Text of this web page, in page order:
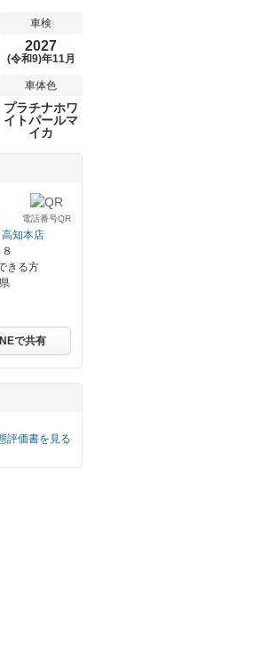
車検
2027
(令和9)年11月
車体色
プラチナホワ
イトパールマ
イカ
電話番号QR
知本店
きる方
で共有
評価書を見る